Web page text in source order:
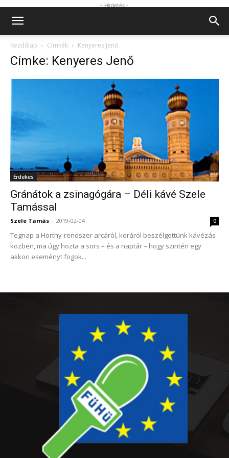
- Hirdetés -
Kezdőlap Címkék Kenyeres Jenő
Címke: Kenyeres Jenő
Érdekes
Gránátok a zsinagógára – Déli kávé Szele
Tamással
Szele Tamás - 2019-02-04 0
Tegnap a Horthy-rendszer arcáról, koráról beszélgettünk kávézás
közben, ma úgy hozta a sors – és a naptár – hogy szintén egy
akkori eseményt fogok...